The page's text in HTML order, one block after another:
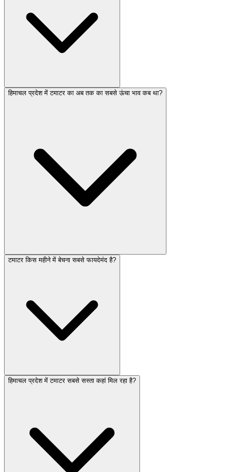
हिमाचल प्रदेश में टमाटर का अब तक का सबसे ऊंचा भाव कब था?
टमाटर किस महीने में बेचना सबसे फायदेमंद है?
हिमाचल प्रदेश में टमाटर सबसे सस्ता कहां मिल रहा है?